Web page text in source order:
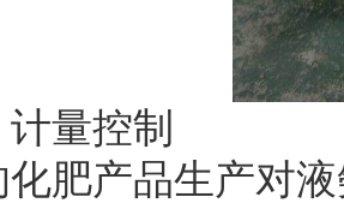
量控制
产品生产对液